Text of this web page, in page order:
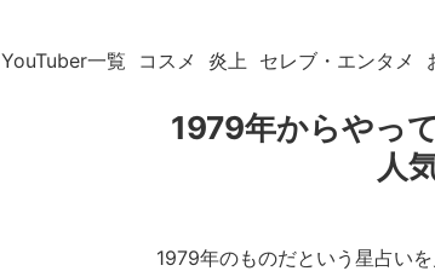
YouTuber一覧 コスメ 炎上 セレブ・エンタメ
1979年からやっ
人
1979年のものだという星占い